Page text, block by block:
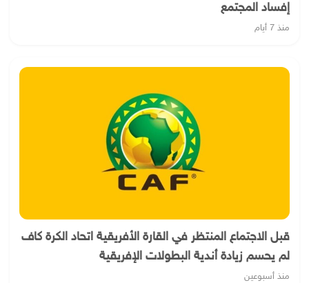
إفساد المجتمع
منذ 7 أيام
قبل الاجتماع المنتظر في القارة الأفريقية اتحاد الكرة كاف
لم يحسم زيادة أندية البطولات الإفريقية
منذ أسبوعين